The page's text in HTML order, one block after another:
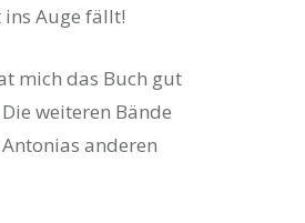
Auge fällt!
mich das Buch gut
weiteren Bände
anderen